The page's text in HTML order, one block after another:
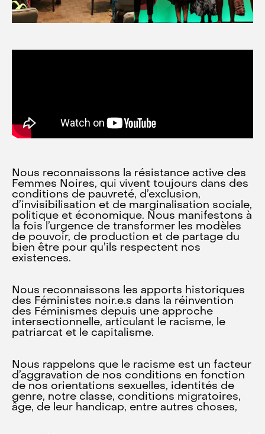
Nous reconnaissons la résistance active des
Femmes Noires, qui vivent toujours dans des
conditions de pauvreté, d’exclusion,
d’invisibilisation et de marginalisation sociale,
politique et économique. Nous manifestons à
la fois l’urgence de transformer les modèles
de pouvoir, de production et de partage du
bien être pour qu’ils respectent nos
existences.
Nous reconnaissons les apports historiques
des Féministes noir.e.s dans la réinvention
des Féminismes depuis une approche
intersectionnelle, articulant le racisme, le
patriarcat et le capitalisme.
Nous rappelons que le racisme est un facteur
d’aggravation de nos conditions en fonction
de nos orientations sexuelles, identités de
genre, notre classe, conditions migratoires,
âge, de leur handicap, entre autres choses,